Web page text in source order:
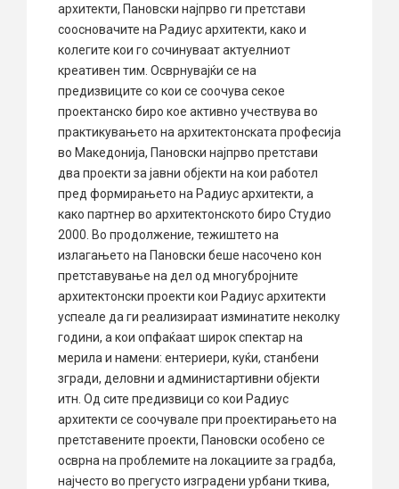
архитекти, Пановски најпрво ги претстави
соосновачите на Радиус архитекти, како и
колегите кои го сочинуваат актуелниот
креативен тим. Осврнувајќи се на
предизвиците со кои се соочува секое
проектанско биро кое активно учествува во
практикувањето на архитектонската професија
во Македонија, Пановски најпрво претстави
два проекти за јавни објекти на кои работел
пред формирањето на Радиус архитекти, а
како партнер во архитектонското биро Студио
2000. Во продолжение, тежиштето на
излагањето на Пановски беше насочено кон
претставување на дел од многубројните
архитектонски проекти кои Радиус архитекти
успеале да ги реализираат изминатите неколку
години, а кои опфаќаат широк спектар на
мерила и намени: ентериери, куќи, станбени
згради, деловни и администартивни објекти
итн. Од сите предизвици со кои Радиус
архитекти се соочувале при проектирањето на
претставените проекти, Пановски особено се
осврна на проблемите на локациите за градба,
најчесто во прегусто изградени урбани ткива,